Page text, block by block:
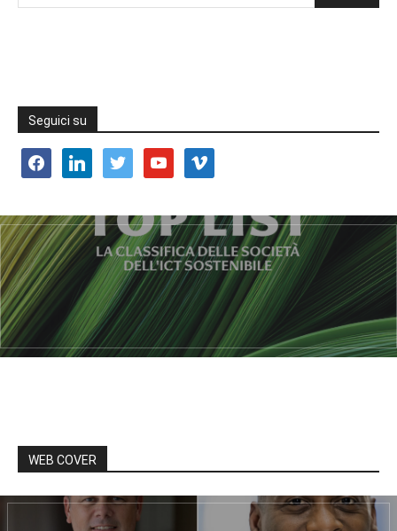
Seguici su
facebooklinkedin twitter youtube vimeo
WEB COVER